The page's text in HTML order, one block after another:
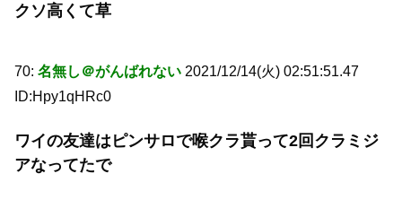
クソ高くて草
70: 名無し＠がんばれない 2021/12/14(火) 02:51:51.47
ID:Hpy1qHRc0
ワイの友達はピンサロで喉クラ貰って2回クラミジ
アなってたで